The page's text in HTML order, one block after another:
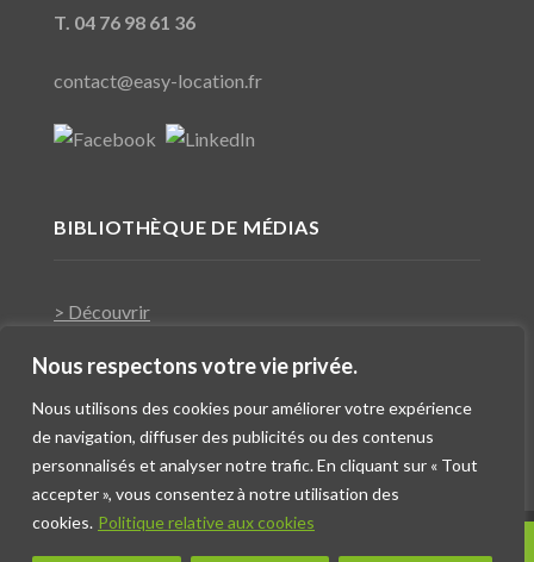
Nous respectons votre vie privée.
Nous utilisons des cookies pour améliorer votre expérience
de navigation, diffuser des publicités ou des contenus
personnalisés et analyser notre trafic. En cliquant sur « Tout
accepter », vous consentez à notre utilisation des
cookies. Politique relative aux cookies
T. 04 76 98 61 36
contact@easy-location.fr
BIBLIOTHÈQUE DE MÉDIAS
> Découvrir
Copyright 2018 ©Réalisation Fx Com’Unik